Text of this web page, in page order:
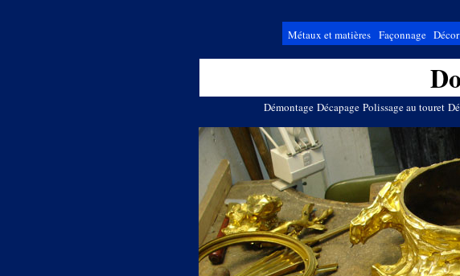
Métaux et matières Façonnage
Démontage Décapage Polissage au touret